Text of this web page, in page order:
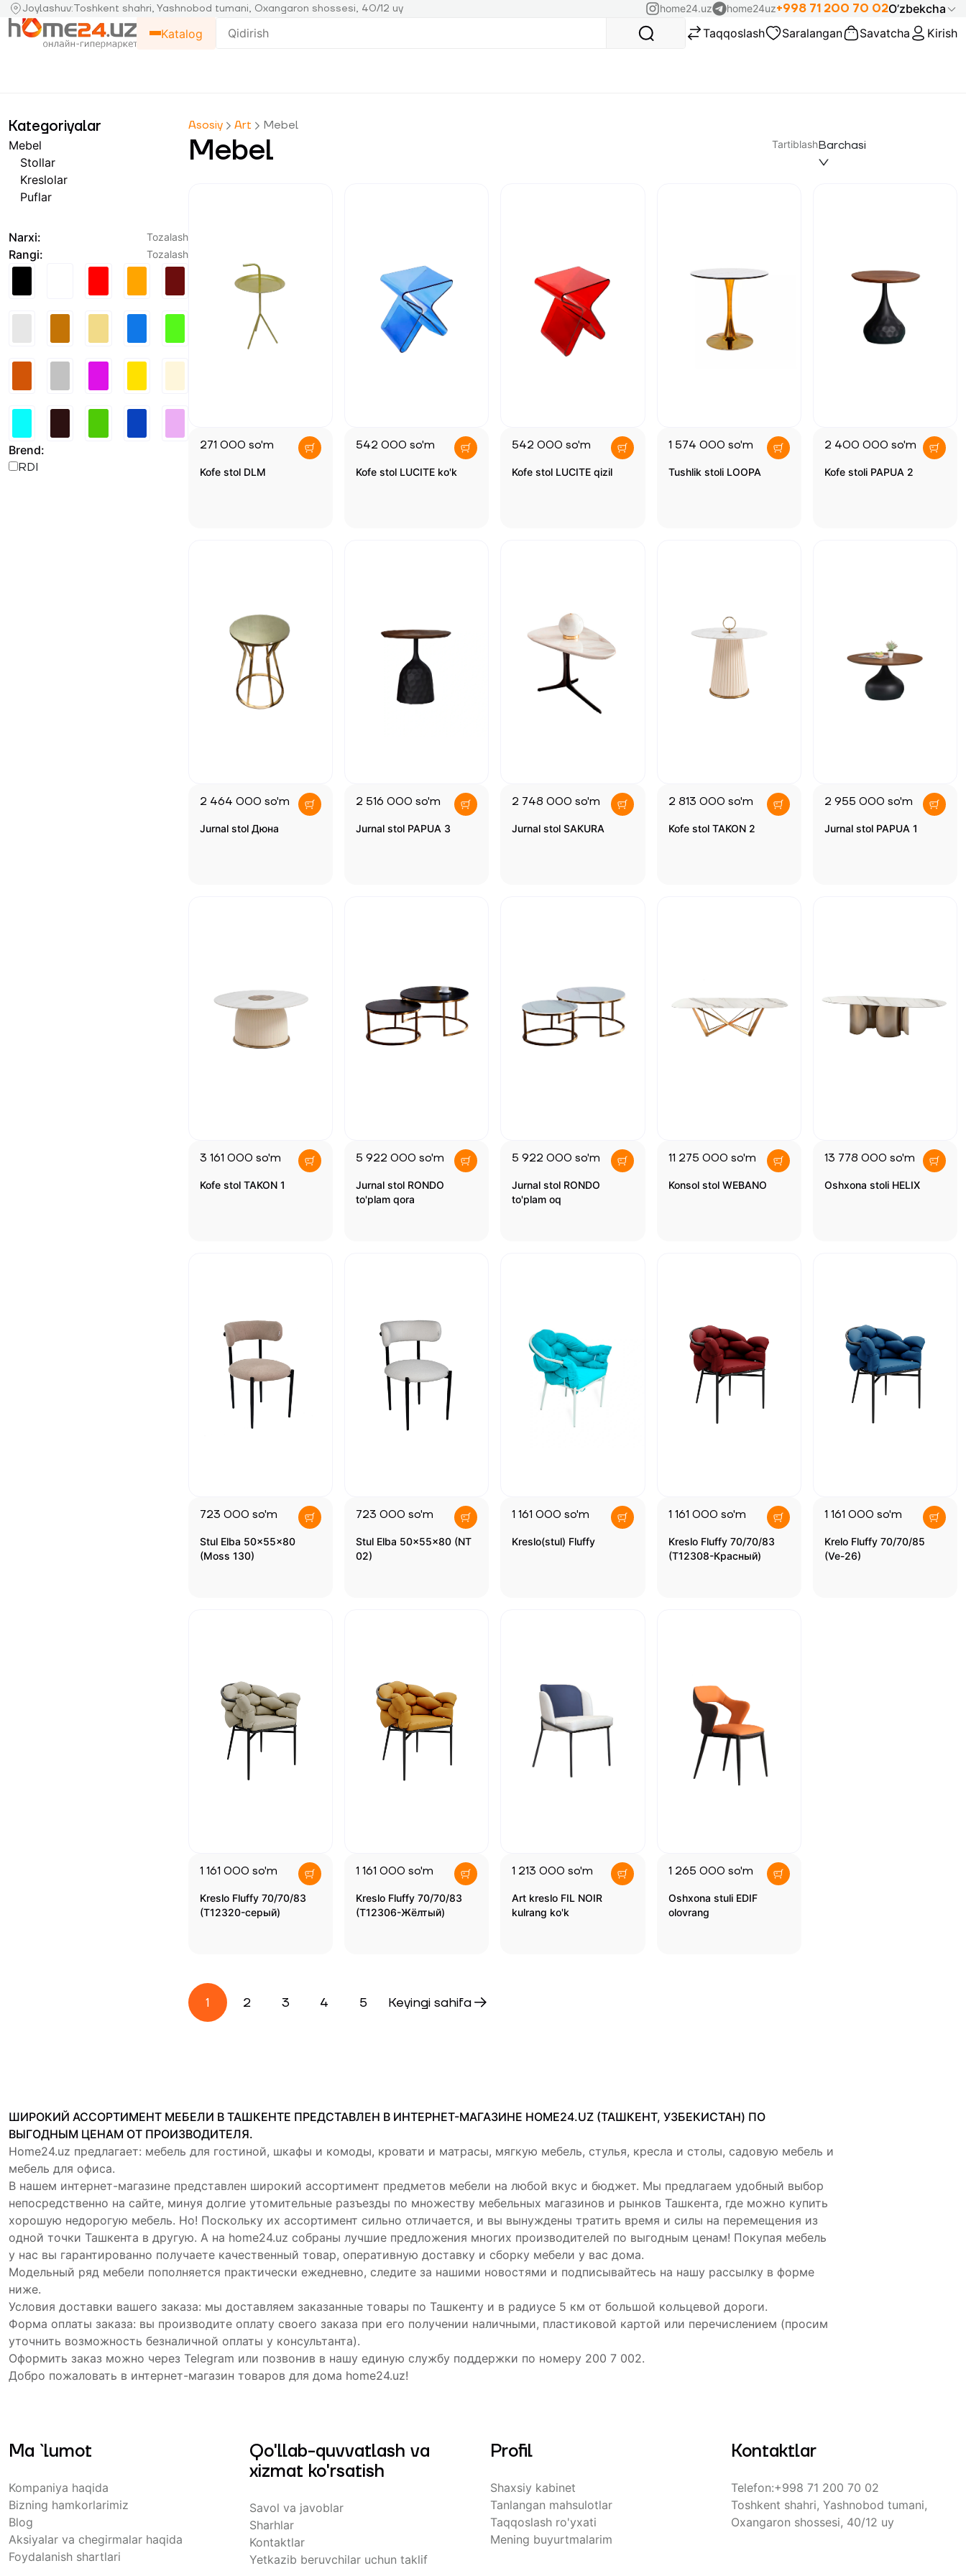
Joylashuv:Toshkent shahri, Yashnobod tumani, Oxangaron shossesi, 40/12 uy home24.uz home24uz+998 71 200 70 02O’zbekcha
Katalog
Taqqoslash Saralangan Savatcha Kirish
Kategoriyalar
Mebel
Stollar
Kreslolar
Puflar
Narxi: Tozalash
Rangi: Tozalash
Brend:
RDI
Asosiy Art Mebel
Mebel TartiblashBarchasi
271 000 so'm
Kofe stol DLM
542 000 so'm
Kofe stol LUCITE ko'k
542 000 so'm
Kofe stol LUCITE qizil
1 574 000 so'm
Tushlik stoli LOOPA
2 400 000 so'm
Kofe stoli PAPUA 2
2 464 000 so'm
Jurnal stol Дюна
2 516 000 so'm
Jurnal stol PAPUA 3
2 748 000 so'm
Jurnal stol SAKURA
2 813 000 so'm
Kofe stol TAKON 2
2 955 000 so'm
Jurnal stol PAPUA 1
3 161 000 so'm
Kofe stol TAKON 1
5 922 000 so'm
Jurnal stol RONDO
to'plam qora
5 922 000 so'm
Jurnal stol RONDO
to'plam oq
11 275 000 so'm
Konsol stol WEBANO
13 778 000 so'm
Oshxona stoli HELIX
723 000 so'm
Stul Elba 50x55x80
(Moss 130)
723 000 so'm
Stul Elba 50x55x80 (NT
02)
1 161 000 so'm
Kreslo(stul) Fluffy
1 161 000 so'm
Kreslo Fluffy 70/70/83
(T12308-Красный)
1 161 000 so'm
Krelo Fluffy 70/70/85
(Ve-26)
1 161 000 so'm
Kreslo Fluffy 70/70/83
(T12320-серый)
1 161 000 so'm
Kreslo Fluffy 70/70/83
(T12306-Жёлтый)
1 213 000 so'm
Art kreslo FIL NOIR
kulrang ko'k
1 265 000 so'm
Oshxona stuli EDIF
olovrang
1 2 3 4 5 Keyingi sahifa
ШИРОКИЙ АССОРТИМЕНТ МЕБЕЛИ В ТАШКЕНТЕ ПРЕДСТАВЛЕН В ИНТЕРНЕТ-МАГАЗИНЕ HOME24.UZ (ТАШКЕНТ, УЗБЕКИСТАН) ПО
ВЫГОДНЫМ ЦЕНАМ ОТ ПРОИЗВОДИТЕЛЯ.
Home24.uz предлагает: мебель для гостиной, шкафы и комоды, кровати и матрасы, мягкую мебель, стулья, кресла и столы, садовую мебель и
мебель для офиса.
В нашем интернет-магазине представлен широкий ассортимент предметов мебели на любой вкус и бюджет. Мы предлагаем удобный выбор
непосредственно на сайте, минуя долгие утомительные разъезды по множеству мебельных магазинов и рынков Ташкента, где можно купить
хорошую недорогую мебель. Но! Поскольку их ассортимент сильно отличается, и вы вынуждены тратить время и силы на перемещения из
одной точки Ташкента в другую. А на home24.uz собраны лучшие предложения многих производителей по выгодным ценам! Покупая мебель
у нас вы гарантированно получаете качественный товар, оперативную доставку и сборку мебели у вас дома.
Модельный ряд мебели пополняется практически ежедневно, следите за нашими новостями и подписывайтесь на нашу рассылку в форме
ниже.
Условия доставки вашего заказа: мы доставляем заказанные товары по Ташкенту и в радиусе 5 км от большой кольцевой дороги.
Форма оплаты заказа: вы производите оплату своего заказа при его получении наличными, пластиковой картой или перечислением (просим
уточнить возможность безналичной оплаты у консультанта).
Оформить заказ можно через Telegram или позвонив в нашу единую службу поддержки по номеру 200 7 002.
Добро пожаловать в интернет-магазин товаров для дома home24.uz!
Ma `lumot
Kompaniya haqida
Bizning hamkorlarimiz
Blog
Aksiyalar va chegirmalar haqida
Foydalanish shartlari
Qo'llab-quvvatlash va
xizmat ko'rsatish
Savol va javoblar
Sharhlar
Kontaktlar
Yetkazib beruvchilar uchun taklif
Profil
Shaxsiy kabinet
Tanlangan mahsulotlar
Taqqoslash ro'yxati
Mening buyurtmalarim
Kontaktlar
Telefon:+998 71 200 70 02
Toshkent shahri, Yashnobod tumani,
Oxangaron shossesi, 40/12 uy